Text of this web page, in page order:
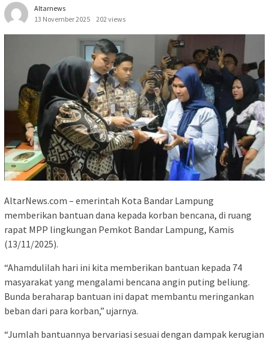
Altarnews
13 November 2025
202 views
AltarNews.com – emerintah Kota Bandar Lampung
memberikan bantuan dana kepada korban bencana, di ruang
rapat MPP lingkungan Pemkot Bandar Lampung, Kamis
(13/11/2025).
“Ahamdulilah hari ini kita memberikan bantuan kepada 74
masyarakat yang mengalami bencana angin puting beliung.
Bunda beraharap bantuan ini dapat membantu meringankan
beban dari para korban,” ujarnya.
“Jumlah bantuannya bervariasi sesuai dengan dampak kerugian